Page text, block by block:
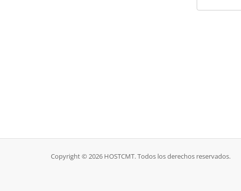
Copyright © 2026 HOSTCMT. Todos los derechos reservados.